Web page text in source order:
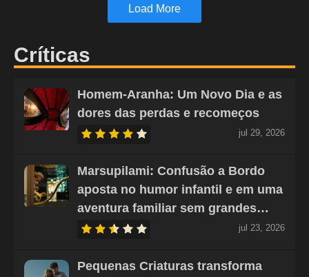
Load More
Críticas
Homem-Aranha: Um Novo Dia e as
dores das perdas e recomeços
jul 29, 2026
Marsupilami: Confusão a Bordo
aposta no humor infantil e em uma
aventura familiar sem grandes…
jul 23, 2026
Pequenas Criaturas transforma